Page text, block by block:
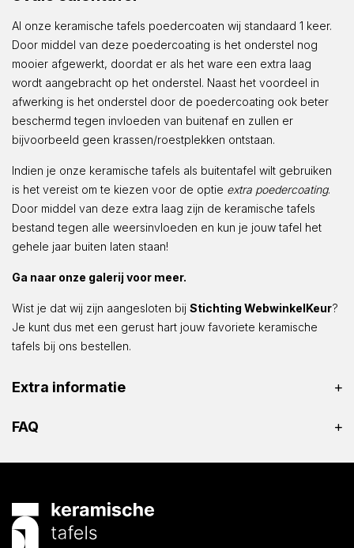
Al onze keramische tafels poedercoaten wij standaard 1 keer.
Door middel van deze poedercoating is het onderstel nog
mooier afgewerkt, doordat er als het ware een extra laag
wordt aangebracht op het onderstel. Naast het voordeel in
afwerking is het onderstel door de poedercoating ook beter
beschermd tegen invloeden van buitenaf en zullen er
bijvoorbeeld geen krassen/roestplekken ontstaan.
Indien je onze keramische tafels als buitentafel wilt gebruiken
is het vereist om te kiezen voor de optie extra poedercoating.
Door middel van deze extra laag zijn de keramische tafels
bestand tegen alle weersinvloeden en kun je jouw tafel het
gehele jaar buiten laten staan!
Ga naar onze galerij voor meer.
Wist je dat wij zijn aangesloten bij Stichting WebwinkelKeur?
Je kunt dus met een gerust hart jouw favoriete keramische
tafels bij ons bestellen.
Extra informatie
FAQ